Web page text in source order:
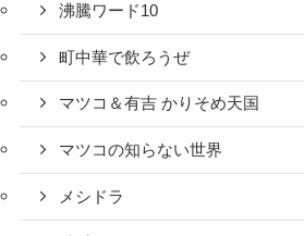
沸騰ワード10
町中華で飲ろうぜ
マツコ＆有吉 かりそめ天国
マツコの知らない世界
メシドラ